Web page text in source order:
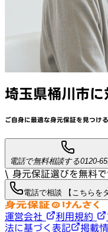
埼玉県桶川市に
ご自身に最適な身元保証を見つける
電話で無料相談する0120-
\ 身元保証選びを無料
電話で相談 【こちらを
運営会社 利用規約
法に基づく表記
掲載